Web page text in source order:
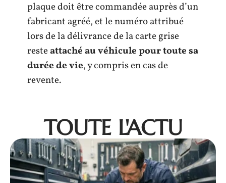
plaque doit être commandée auprès d’un
fabricant agréé, et le numéro attribué
lors de la délivrance de la carte grise
resteattaché au véhicule pour toute sa
durée de vie, y compris en cas de
revente.
TOUTE L'ACTU